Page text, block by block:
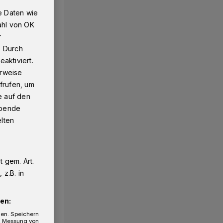
Daten wie
von OK
Durch
um
auf den
gem. Art.
z.B. in
Speichern
von